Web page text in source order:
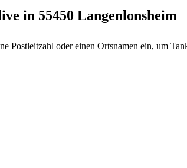
in 55450 Langenlonsheim
Postleitzahl oder einen Ortsnamen ein, um